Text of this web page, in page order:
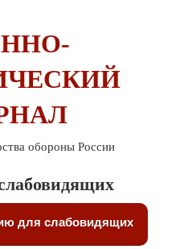
обороны России
для слабовидящих